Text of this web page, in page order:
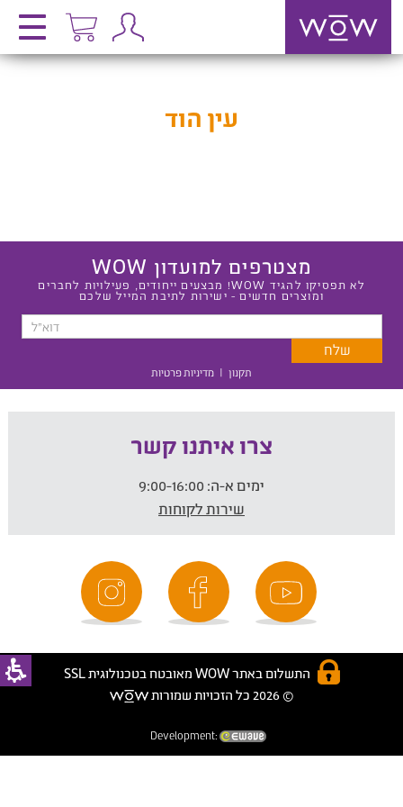
עין הוד
מצטרפים למועדון WOW
לא תפסיקו להגיד WOW! מבצעים ייחודים, פעילויות לחברים
ומוצרים חדשים - ישירות לתיבת המייל שלכם
תקנון | מדיניות פרטיות
צרו איתנו קשר
ימים א-ה:
שירות לקוחות
התשלום באתר WOW מאובטח בטכנולוגית SSL
© 2026 כל הזכויות שמורות
Development: